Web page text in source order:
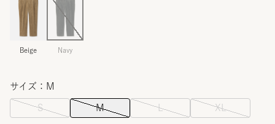
Beige Navy
サイズ：M
S M L XL